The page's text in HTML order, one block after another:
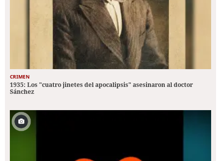
CRIMEN
1935: Los "cuatro jinetes del apocalipsis" asesinaron al doctor
Sánchez